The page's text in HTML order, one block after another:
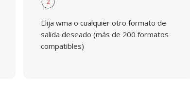
2
Elija wma o cualquier otro formato de
salida deseado (más de 200 formatos
compatibles)